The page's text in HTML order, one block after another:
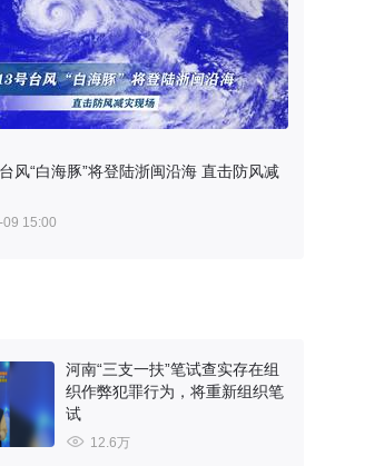
风“白海豚”将登陆浙闽沿海 直击防风减
15:00
河南“三支一扶”笔试查实存在组
织作弊犯罪行为，将重新组织笔
试
12.6万